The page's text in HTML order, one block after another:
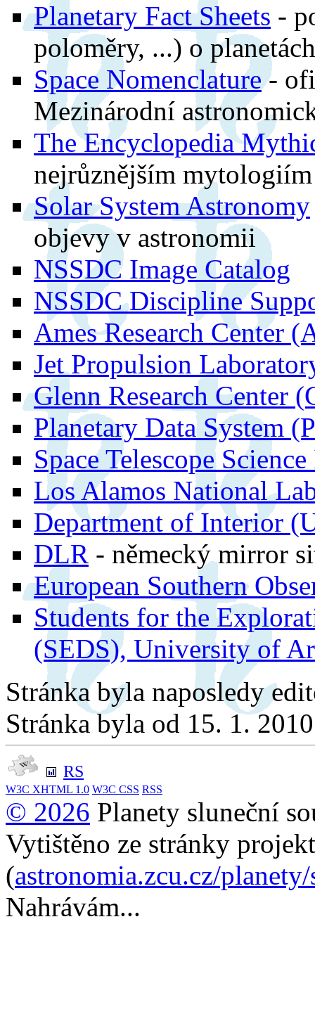
Planetary Fact Sheets -
poloměry, ...) o planetách
Space Nomenclature-
Mezinárodní
The Encyclopedia
nejrůznějším mytologiím
Solar System Astronomy
objevy v astronomii
NSSDC Image Catalog
NSSDC Discipline
Ames Research Center
Jet Propulsion
Glenn Research Center
Planetary Data System
Space Telescope
Los Alamos National
Department of Interior
DLR - německý mirror
European Southern
Students for the
(SEDS), University of
Stránka byla naposledy
Stránka byla od 15. 1.
RS
W3C XHTML 1.0 W3C CSS RSS
© 2026 Planety sluneční
Vytištěno ze stránky
(astronomia.zcu.cz/
Nahrávám...